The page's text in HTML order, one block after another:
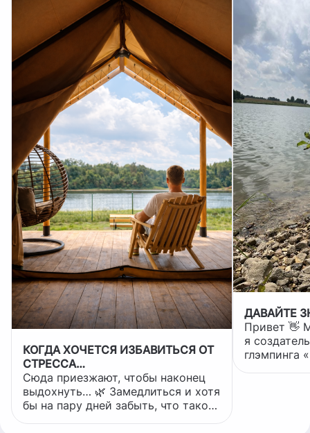
КОГДА ХОЧЕТСЯ ИЗБАВИТЬСЯ ОТ
СТРЕССА…
Сюда приезжают, чтобы наконец
выдохнуть… 🌿 Замедлиться и хотя
бы на пару дней забыть, что такое
спешка 🧘‍♀️ Проснуться в тишине,
ДАВАЙТЕ
Привет 👋 Меня зовут Анастасия, и
я
глэмпинга
хотела